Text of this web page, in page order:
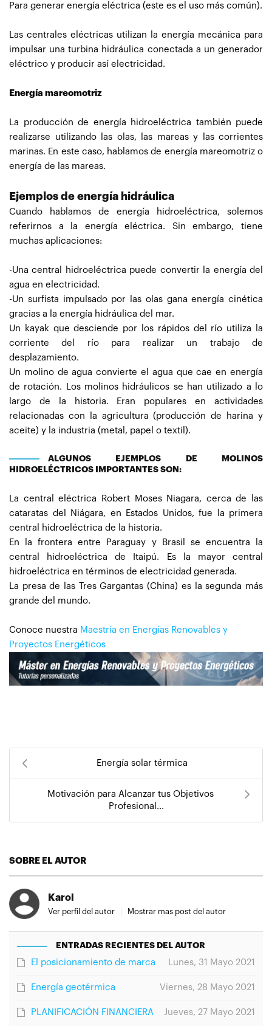
Para generar energía eléctrica (este es el uso más común).
Las centrales eléctricas utilizan la energía mecánica para
impulsar una turbina hidráulica conectada a un generador
eléctrico y producir así electricidad.
Energía mareomotriz
La producción de energía hidroeléctrica también puede
realizarse utilizando las olas, las mareas y las corrientes
marinas. En este caso, hablamos de energía mareomotriz o
energía de las mareas.
Ejemplos de energía hidráulica
Cuando hablamos de energía hidroeléctrica, solemos
referirnos a la energía eléctrica. Sin embargo, tiene
muchas aplicaciones:
-Una central hidroeléctrica puede convertir la energía del
agua en electricidad.
-Un surfista impulsado por las olas gana energía cinética
gracias a la energía hidráulica del mar.
Un kayak que desciende por los rápidos del río utiliza la
corriente del río para realizar un trabajo de
desplazamiento.
Un molino de agua convierte el agua que cae en energía
de rotación. Los molinos hidráulicos se han utilizado a lo
largo de la historia. Eran populares en actividades
relacionadas con la agricultura (producción de harina y
aceite) y la industria (metal, papel o textil).
ALGUNOS EJEMPLOS DE MOLINOS
HIDROELÉCTRICOS IMPORTANTES SON:
La central eléctrica Robert Moses Niagara, cerca de las
cataratas del Niágara, en Estados Unidos, fue la primera
central hidroeléctrica de la historia.
En la frontera entre Paraguay y Brasil se encuentra la
central hidroeléctrica de Itaipú. Es la mayor central
hidroeléctrica en términos de electricidad generada.
La presa de las Tres Gargantas (China) es la segunda más
grande del mundo.
Conoce nuestra Maestría en Energías Renovables y
Proyectos Energéticos
Energía solar térmica
Motivación para Alcanzar tus Objetivos
Profesional...
SOBRE EL AUTOR
Karol
Ver perfil del autor Mostrar mas post del autor
ENTRADAS RECIENTES DEL AUTOR
Lunes, 31 Mayo 2021
El posicionamiento de marca
Viernes, 28 Mayo 2021
Energía geotérmica
Jueves, 27 Mayo 2021
PLANIFICACIÓN FINANCIERA